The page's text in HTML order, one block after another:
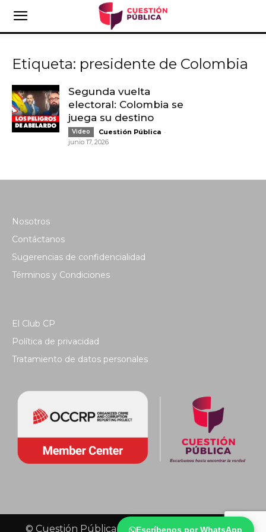
Escríbenos por WhatsApp
Etiqueta: presidente de Colombia
Segunda vuelta
electoral: Colombia se
juega su destino
Video Cuestión Pública -
junio 17, 2026
Nosotros
Contáctanos
Sugerencias de confidencialidad
Términos y Condiciones
El Club CP
Política de privacidad
Tratamiento de datos personales
© Cuestión Pública 2018 - Todos los derechos